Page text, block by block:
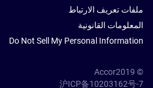
ملفات تعريف الارتباط
المعلومات القانونية
Do Not Sell My Personal Information
© Accor2019
沪ICP备10203162号-7